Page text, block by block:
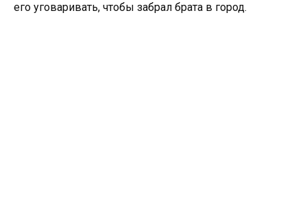
его уговаривать, чтобы забрал брата в город.